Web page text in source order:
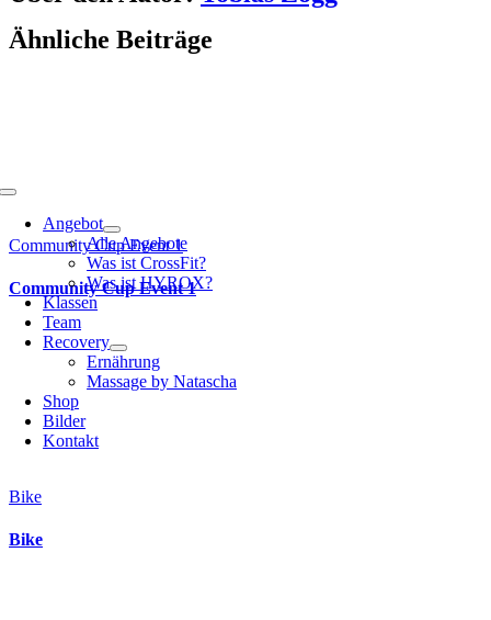
Toggle
NavigationAngebot
Alle Angebote
Was ist CrossFit?
Was ist HYROX?
Klassen
Team
Recovery
Ernährung
Massage by Natascha
Shop
Bilder
Kontakt
Mail
Ähnliche Beiträge
Community Cup Event 1
Community Cup Event 1
Bike
Bike